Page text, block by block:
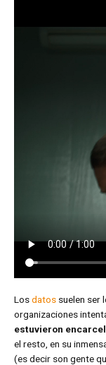
Losdatos suelen ser
organizaciones
estuvieron
el resto, en su
(es decir son gente